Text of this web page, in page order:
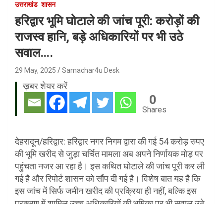
उत्तराखंड शासन
हरिद्वार भूमि घोटाले की जांच पूरी: करोड़ों की
राजस्व हानि, बड़े अधिकारियों पर भी उठे
सवाल….
29 May, 2025 Samachar4u Desk
ख़बर शेयर करें
0
Shares
देहरादून/हरिद्वार: हरिद्वार नगर निगम द्वारा की गई 54 करोड़ रुपए
की भूमि खरीद से जुड़ा चर्चित मामला अब अपने निर्णायक मोड़ पर
पहुंचता नजर आ रहा है। इस कथित घोटाले की जांच पूरी कर ली
गई है और रिपोर्ट शासन को सौंप दी गई है। विशेष बात यह है कि
इस जांच में सिर्फ जमीन खरीद की प्रक्रिया ही नहीं, बल्कि इस